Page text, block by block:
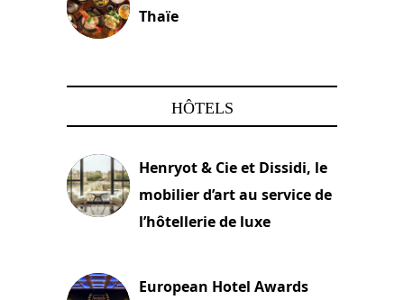
Thaïe
HÔTELS
Henryot & Cie et Dissidi, le
mobilier d’art au service de
l’hôtellerie de luxe
European Hotel Awards